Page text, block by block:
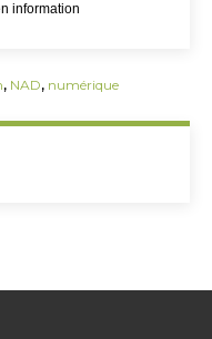
information
, NAD, numérique